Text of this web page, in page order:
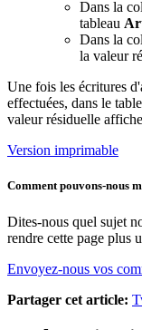
Dans la
tableau
Dans la
la valeur
Une fois les écritures
effectuées, dans le
valeur résiduelle
Version imprimable
Comment pouvons-nous
Dites-nous quel sujet
rendre cette page plus
Envoyez-nous vos
Partager cet article: